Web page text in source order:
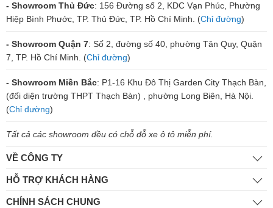
- Showroom Thủ Đức: 156 Đường số 2, KDC Vạn Phúc, Phường
Hiệp Bình Phước, TP. Thủ Đức, TP. Hồ Chí Minh. (Chỉ đường)
- Showroom Quận 7: Số 2, đường số 40, phường Tân Quy, Quận
7, TP. Hồ Chí Minh. (Chỉ đường)
- Showroom Miền Bắc: P1-16 Khu Đô Thị Garden City Thạch Bàn,
(đối diện trường THPT Thạch Bàn) , phường Long Biên, Hà Nội.
(Chỉ đường)
Tất cả các showroom đều có chỗ đỗ xe ô tô miễn phí.
VỀ CÔNG TY
HỖ TRỢ KHÁCH HÀNG
CHÍNH SÁCH CHUNG